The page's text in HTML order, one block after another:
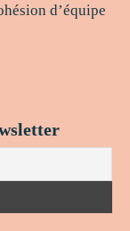
d’équipe